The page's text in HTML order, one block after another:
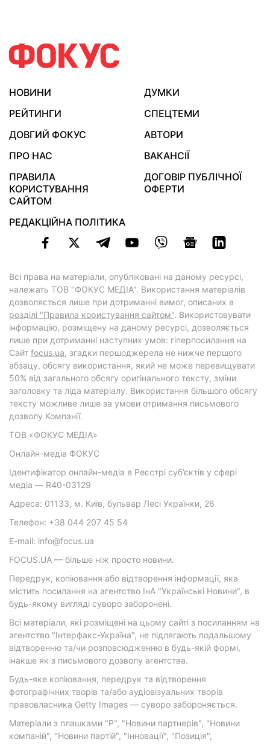
НОВИНИ
ДУМКИ
РЕЙТИНГИ
СПЕЦТЕМИ
ДОВГИЙ ФОКУС
АВТОРИ
ПРО НАС
ВАКАНСІЇ
ПРАВИЛА
КОРИСТУВАННЯ
САЙТОМ
ДОГОВІР ПУБЛІЧНОЇ
ОФЕРТИ
РЕДАКЦІЙНА ПОЛІТИКА
Всі права на матеріали, опубліковані на даному ресурсі,
належать ТОВ "ФОКУС МЕДІА". Використання матеріалів
дозволяється лише при дотриманні вимог, описаних в
розділі "Правила користування сайтом". Використовувати
інформацію, розміщену на даному ресурсі, дозволяється
лише при дотриманні наступних умов: гіперпосилання на
Cайт focus.ua, згадки першоджерела не нижче першого
абзацу, обсягу використання, який не може перевищувати
50% від загального обсягу оригінального тексту, зміни
заголовку та ліда матеріалу. Використання більшого обсягу
тексту можливе лише за умови отримання письмового
дозволу Компанії.
ТОВ «ФОКУС МЕДІА»
Онлайн-медіа ФОКУС
Ідентифікатор онлайн-медіа в Реєстрі суб’єктів у сфері
медіа — R40-03129
Адреса: 01133, м. Київ, бульвар Лесі Українки, 26
Телефон: +38 044 207 45 54
E-mail: info@focus.ua
FOCUS.UA — більше ніж просто новини.
Передрук, копіювання або відтворення інформації, яка
містить посилання на агентство ІнА "Українські Новини", в
будь-якому вигляді суворо заборонені.
Всі матеріали, які розміщені на цьому сайті з посиланням на
агентство "Інтерфакс-Україна", не підлягають подальшому
відтворенню та/чи розповсюдженню в будь-якій формі,
інакше як з письмового дозволу агентства.
Будь-яке копіювання, передрук та відтворення
фотографічних творів та/або аудіовізуальних творів
правовласника Getty Images — суворо забороняється.
Матеріали з плашками "Р", "Новини партнерів", "Новини
компаній", "Новини партій", "Інновації", "Позиція",